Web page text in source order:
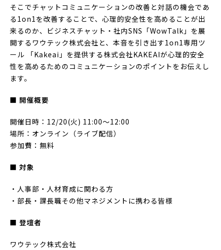
そこでチャットコミュニケーションの改善と対話の機会であ
る1on1を改善することで、心理的安全性を高めることが出
来るのか、ビジネスチャット・社内SNS「WowTalk」を展
開するワウテック株式会社と、本音を引き出す1on1専用ツ
ール 「Kakeai」を提供する株式会社KAKEAIが心理的安全
性を高めるためのコミュニケーションのポイントをお伝えし
ます。
■ 開催概要
開催日時：12/20(火) 11:00〜12:00
場所：オンライン（ライブ配信）
参加費：無料
■ 対象
・人事部・人材育成に関わる方
・部長・課長職その他マネジメントに携わる皆様
■ 登壇者
ワウテック株式会社